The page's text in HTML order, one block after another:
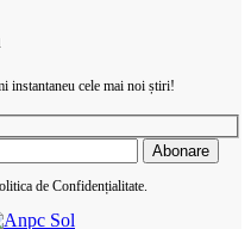
instantaneu cele mai noi știri!
de Confidențialitate.